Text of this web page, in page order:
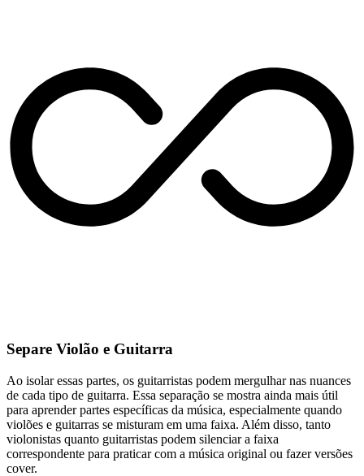
Separe Violão e Guitarra
Ao isolar essas partes, os guitarristas podem mergulhar nas nuances
de cada tipo de guitarra. Essa separação se mostra ainda mais útil
para aprender partes específicas da música, especialmente quando
violões e guitarras se misturam em uma faixa. Além disso, tanto
violonistas quanto guitarristas podem silenciar a faixa
correspondente para praticar com a música original ou fazer versões
cover.